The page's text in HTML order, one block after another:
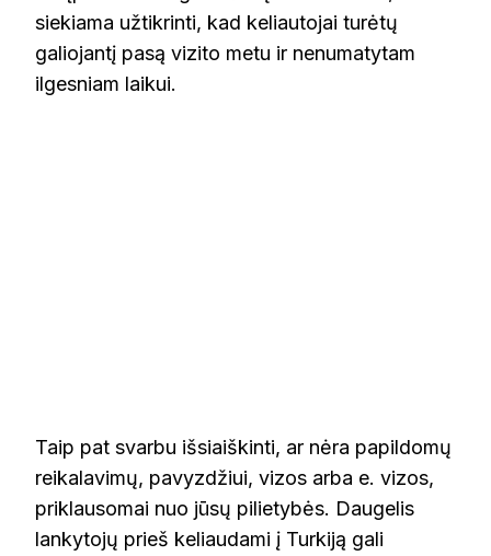
siekiama užtikrinti, kad keliautojai turėtų
galiojantį pasą vizito metu ir nenumatytam
ilgesniam laikui.
Taip pat svarbu išsiaiškinti, ar nėra papildomų
reikalavimų, pavyzdžiui, vizos arba e. vizos,
priklausomai nuo jūsų pilietybės. Daugelis
lankytojų prieš keliaudami į Turkiją gali